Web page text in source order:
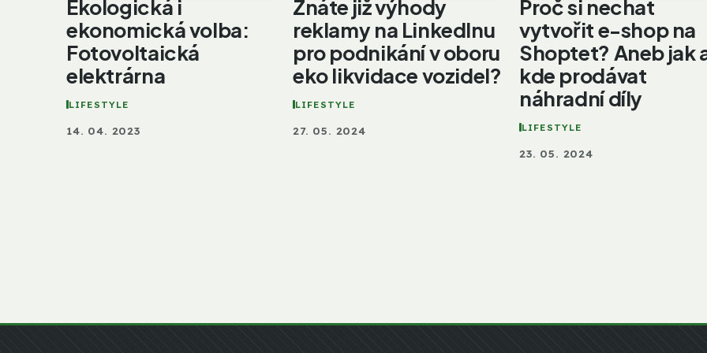
Ekologická i
ekonomická volba:
Fotovoltaická
elektrárna
LIFESTYLE
14. 04. 2023
Znáte již výhody
reklamy na LinkedInu
pro podnikání v oboru
eko likvidace vozidel?
LIFESTYLE
27. 05. 2024
Proč si nechat
vytvořit e-shop na
Shoptet? Aneb jak
kde prodávat
náhradní díly
LIFESTYLE
23. 05. 2024